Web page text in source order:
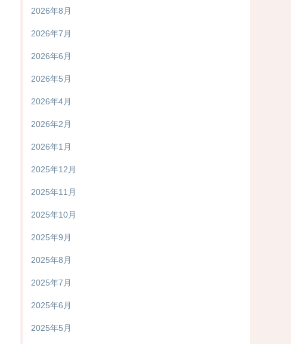
2026年8月
2026年7月
2026年6月
2026年5月
2026年4月
2026年2月
2026年1月
2025年12月
2025年11月
2025年10月
2025年9月
2025年8月
2025年7月
2025年6月
2025年5月